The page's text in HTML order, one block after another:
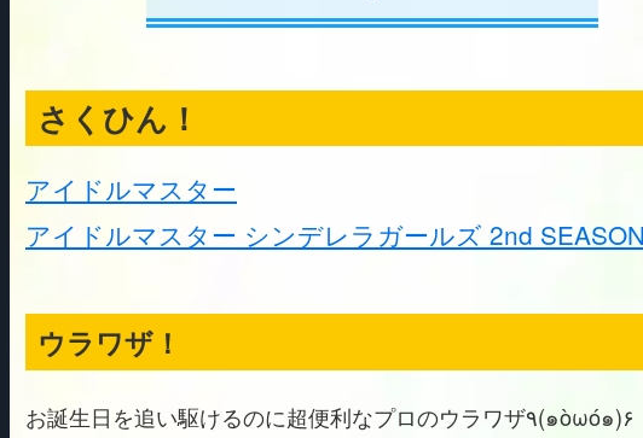
さくひん！
アイドルマスター
アイドルマスター シンデレラガールズ 2nd
ウラワザ！
お誕生日を追い駆けるのに超便利なプロのウラワザ٩(๑òωó๑)۶